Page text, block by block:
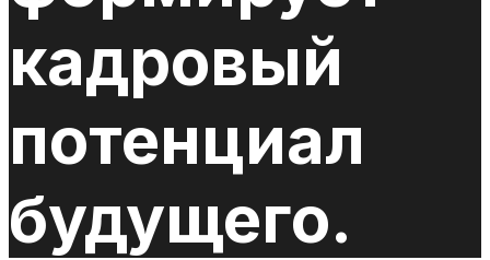
кадровый
потенциал
будущего.